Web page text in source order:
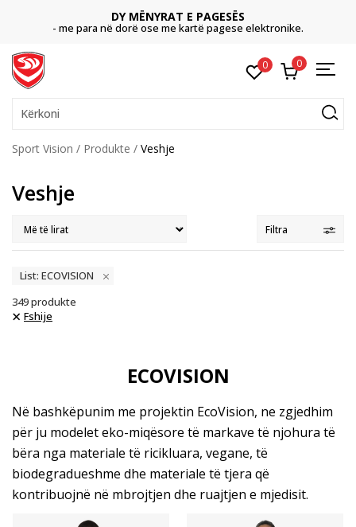
DY MËNYRAT E PAGESËS
- me para në dorë ose me kartë pagese elektronike.
0 0
Kërkoni
Sport Vision Produkte Veshje
Veshje
Filtra
List: ECOVISION
349produkte
Fshije
ECOVISION
Në bashkëpunim me projektin EcoVision, ne zgjedhim
për ju modelet eko-miqësore të markave të njohura të
bëra nga materiale të ricikluara, vegane, të
biodegradueshme dhe materiale të tjera që
kontribuojnë në mbrojtjen dhe ruajtjen e mjedisit.